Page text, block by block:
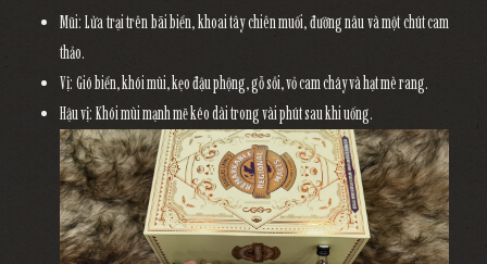
Mũi: Lửa trại trên bãi biển, khoai tây chiên muối, đường nâu và một chút cam
thảo.
Vị: Gió biển, khói mùi, kẹo đậu phộng, gỗ sồi, vỏ cam cháy và hạt mè rang.
Hậu vị: Khói mùi mạnh mẽ kéo dài trong vài phút sau khi uống.